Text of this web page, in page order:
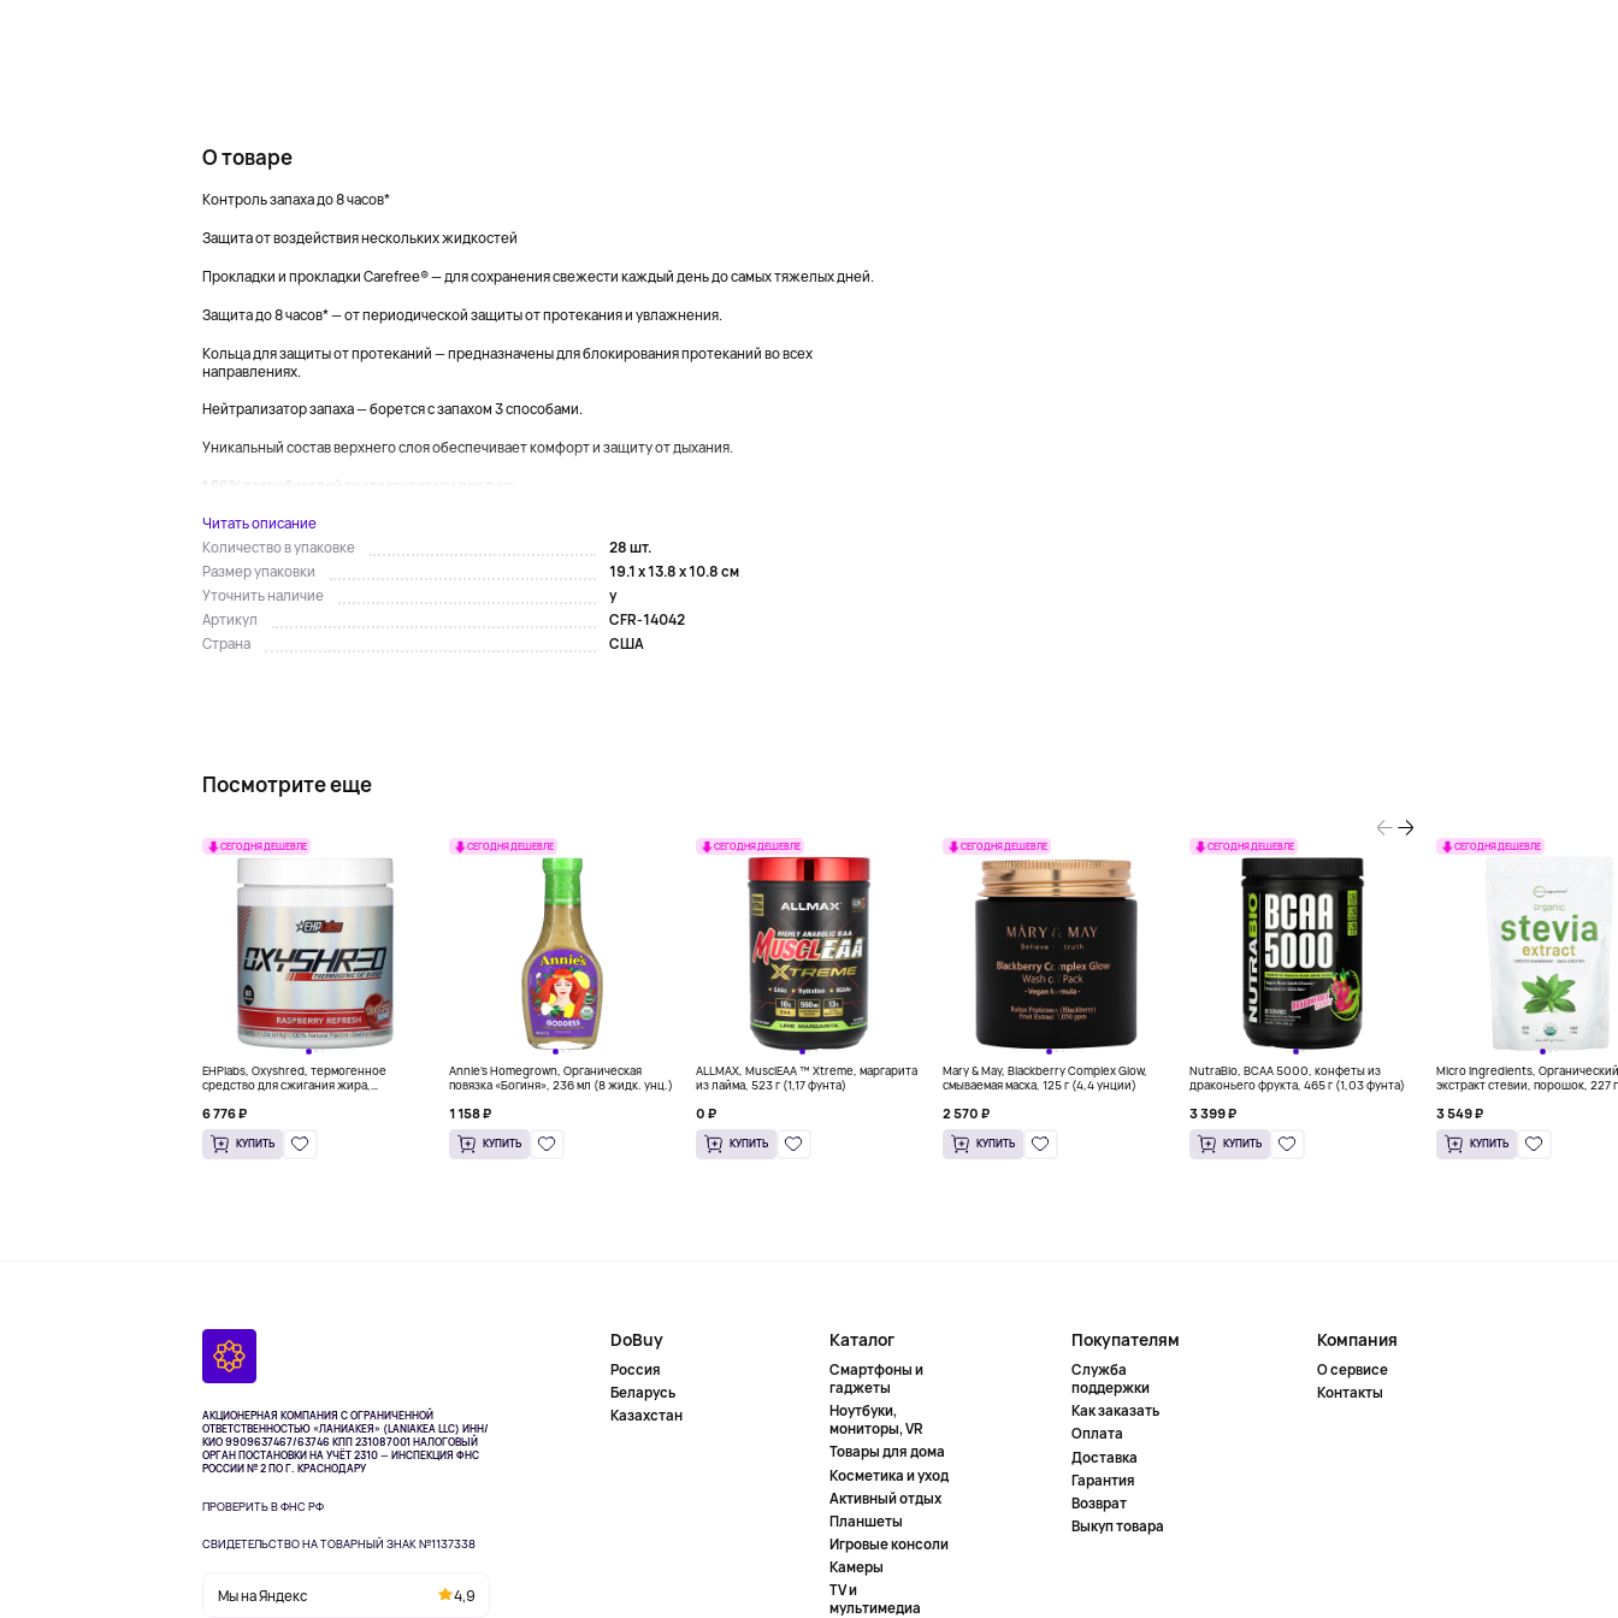
О товаре
Контроль запаха до 8 часов*
Защита от воздействия нескольких жидкостей
Прокладки и прокладки Carefree® — для сохранения свежести каждый день до самых тяжелых дней.
Защита до 8 часов* — от периодической защиты от протекания и увлажнения.
Кольца для защиты от протеканий — предназначены для блокирования протеканий во всех
направлениях.
Нейтрализатор запаха — борется с запахом 3 способами.
Уникальный состав верхнего слоя обеспечивает комфорт и защиту от дыхания.
* 86% потребителей протестировали продукт...
Читать описание
Количество в упаковке
28 шт.
Размер упаковки
19.1 x 13.8 x 10.8 см
Уточнить наличие
y
Артикул
CFR-14042
Страна
США
Посмотрите еще
СЕГОДНЯ ДЕШЕВЛЕ
EHPlabs, Oxyshred, термогенное
средство для сжигания жира,
унции)
6 776 ₽
КУПИТЬ
СЕГОДНЯ ДЕШЕВЛЕ
Annie's Homegrown, Органическая
повязка «Богиня», 236 мл (8 жидк. унц.)
1 158 ₽
КУПИТЬ
СЕГОДНЯ ДЕШЕВЛЕ
ALLMAX, MusclEAA ™ Xtreme, маргарита
из лайма, 523 г (1,17 фунта)
0 ₽
КУПИТЬ
СЕГОДНЯ ДЕШЕВЛЕ
Mary & May, Blackberry Complex Glow,
смываемая маска, 125 г (4,4 унции)
2 570 ₽
КУПИТЬ
СЕГОДНЯ ДЕШЕВЛЕ
NutraBio, BCAA 5000, конфеты из
драконьего фрукта, 465 г (1,03 фунта)
3 399 ₽
КУПИТЬ
СЕГОДНЯ ДЕШЕВЛЕ
Micro Ingredients, Органический
экстракт стевии, порошок, 227
3 549 ₽
КУПИТЬ
АКЦИОНЕРНАЯ КОМПАНИЯ С ОГРАНИЧЕННОЙ
ОТВЕТСТВЕННОСТЬЮ «ЛАНИАКЕЯ» (LANIAKEA LLC) ИНН/
КИО 9909637467/63746 КПП 231087001НАЛОГОВЫЙ
ОРГАН ПОСТАНОВКИ НА УЧЁТ 2310 — ИНСПЕКЦИЯ ФНС
РОССИИ № 2 ПО Г. КРАСНОДАРУ
ПРОВЕРИТЬ В ФНС РФ
СВИДЕТЕЛЬСТВО НА ТОВАРНЫЙ ЗНАК №1137338
Мы на Яндекс 4,9
DoBuy
Россия
Беларусь
Казахстан
Каталог
Смартфоны и
гаджеты
Ноутбуки,
мониторы, VR
Товары для дома
Косметика и уход
Активный отдых
Планшеты
Игровые консоли
Камеры
TV и
мультимедиа
Покупателям
Служба
поддержки
Как заказать
Оплата
Доставка
Гарантия
Возврат
Выкуп товара
Компания
О сервисе
Контакты